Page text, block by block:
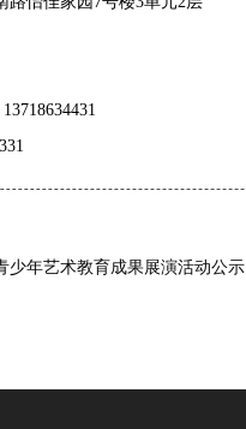
少年艺术教育成果展演活动公示